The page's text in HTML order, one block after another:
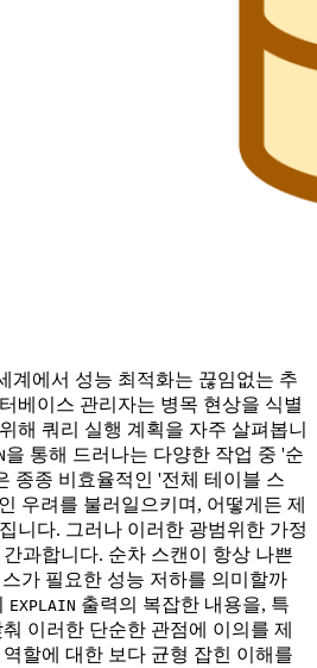
계에서 성능 최적화는 끊임없는 추
베이스 관리자는 병목 현상을 식별
해 쿼리 실행 계획을 자주 살펴봅니
을 통해 드러나는 다양한 작업 중 '순
종종 비효율적인 '전체 테이블 스
우려를 불러일으키며, 어떻게든 제
니다. 그러나 이러한 광범위한 가정
과합니다. 순차 스캔이 항상 나쁜
가 필요한 성능 저하를 의미할까
EXPLAIN 출력의 복잡한 내용을, 특
이러한 단순한 관점에 이의를 제
할에 대한 보다 균형 잡힌 이해를